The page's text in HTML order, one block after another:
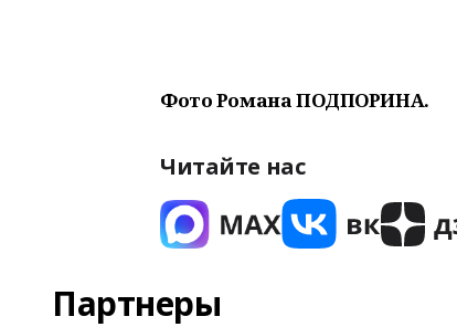
Фото Романа ПОДПОРИНА.
Читайте нас
Партнеры